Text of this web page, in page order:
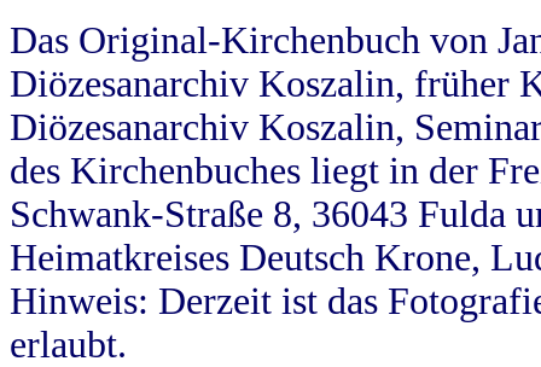
Das Original-Kirchenbuch von
Diözesanarchiv Koszalin, früher
Diözesanarchiv Koszalin,
des Kirchenbuches liegt in der
Schwank-Straße 8, 36043 Fulda
Heimatkreises Deutsch Krone,
Hinweis: Derzeit ist das
erlaubt.